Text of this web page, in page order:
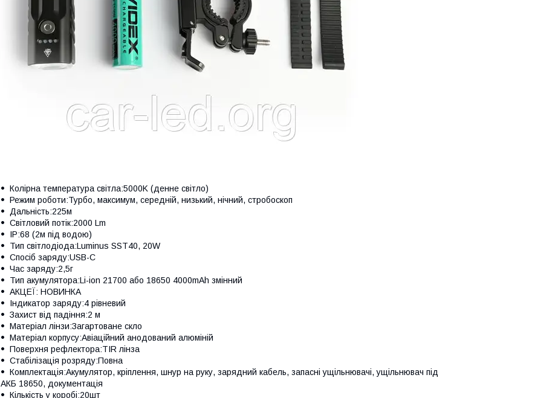
Колірна температура світла:5000K (денне світло)
Режим роботи:Турбо, максимум, середній, низький, нічний, стробоскоп
Дальність:225м
Світловий потік:2000 Lm
IP:68 (2м під водою)
Тип світлодіода:Luminus SST40, 20W
Спосіб заряду:USB-C
Час заряду:2,5г
Тип акумулятора:Li-ion 21700 або 18650 4000mAh змінний
АКЦЕЇ: НОВИНКА
Індикатор заряду:4 рівневий
Захист від падіння:2 м
Матеріал лінзи:Загартоване скло
Матеріал корпусу:Авіаційний анодований алюміній
Поверхня рефлектора:TIR лінза
Стабілізація розряду:Повна
Комплектація:Акумулятор, кріплення, шнур на руку, зарядний кабель, запасні ущільнювачі, ущільнювач під
АКБ 18650, документація
Кількість у коробі:20шт